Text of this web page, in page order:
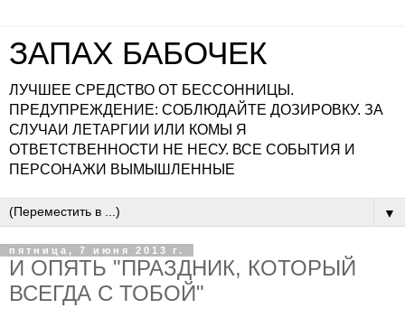
ЗАПАХ БАБОЧЕК
ЛУЧШЕЕ СРЕДСТВО ОТ БЕССОННИЦЫ.
ПРЕДУПРЕЖДЕНИЕ: СОБЛЮДАЙТЕ ДОЗИРОВКУ. ЗА
СЛУЧАИ ЛЕТАРГИИ ИЛИ КОМЫ Я
ОТВЕТСТВЕННОСТИ НЕ НЕСУ. ВСЕ СОБЫТИЯ И
ПЕРСОНАЖИ ВЫМЫШЛЕННЫЕ
▼
пятница, 7 июня 2013 г.
И ОПЯТЬ "ПРАЗДНИК, КОТОРЫЙ
ВСЕГДА С ТОБОЙ"